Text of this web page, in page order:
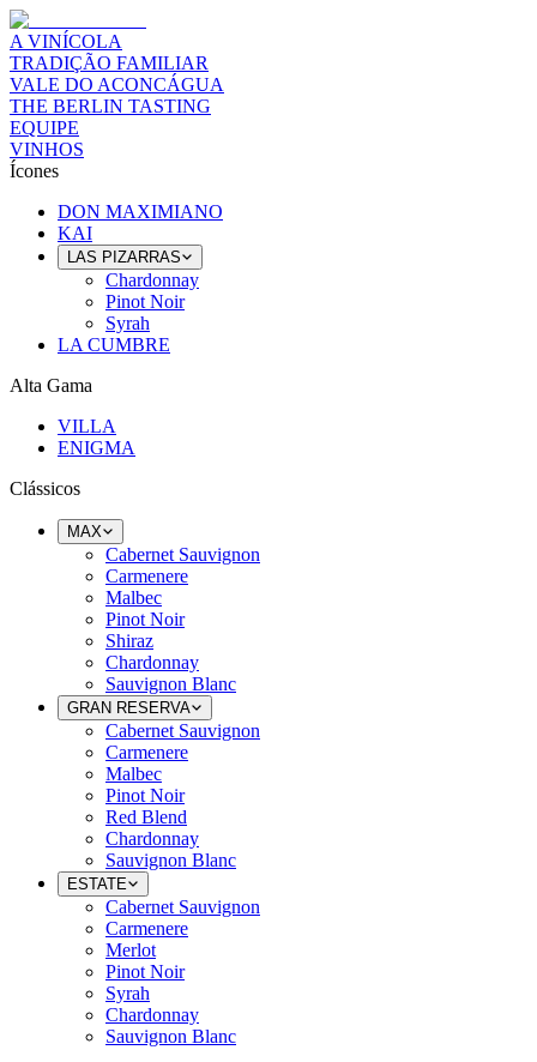
A VINÍCOLA
TRADIÇÃO FAMILIAR
VALE DO ACONCÁGUA
THE BERLIN TASTING
EQUIPE
VINHOS
Ícones
DON MAXIMIANO
KAI
LAS PIZARRAS
Chardonnay
Pinot Noir
Syrah
LA CUMBRE
Alta Gama
VILLA
ENIGMA
Clássicos
MAX
Cabernet Sauvignon
Carmenere
Malbec
Pinot Noir
Shiraz
Chardonnay
Sauvignon Blanc
GRAN RESERVA
Cabernet Sauvignon
Carmenere
Malbec
Pinot Noir
Red Blend
Chardonnay
Sauvignon Blanc
ESTATE
Cabernet Sauvignon
Carmenere
Merlot
Pinot Noir
Syrah
Chardonnay
Sauvignon Blanc